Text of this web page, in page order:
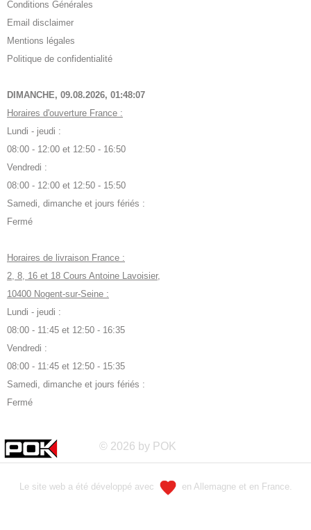
Conditions Générales
Email disclaimer
Mentions légales
Politique de confidentialité
DIMANCHE, 09.08.2026, 01:48:08
Horaires d'ouverture France :
Lundi - jeudi :
08:00 - 12:00 et 12:50 - 16:50
Vendredi :
08:00 - 12:00 et 12:50 - 15:50
Samedi, dimanche et jours fériés :
Fermé
Horaires de livraison France :
2, 8, 16 et 18 Cours Antoine Lavoisier,
10400 Nogent-sur-Seine :
Lundi - jeudi :
08:00 - 11:45 et 12:50 - 16:35
Vendredi :
08:00 - 11:45 et 12:50 - 15:35
Samedi, dimanche et jours fériés :
Fermé
© 2026 by POK
Le site web a été développé avec en Allemagne et en France.